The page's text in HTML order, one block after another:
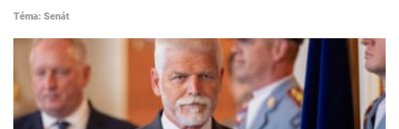
Téma: Senát